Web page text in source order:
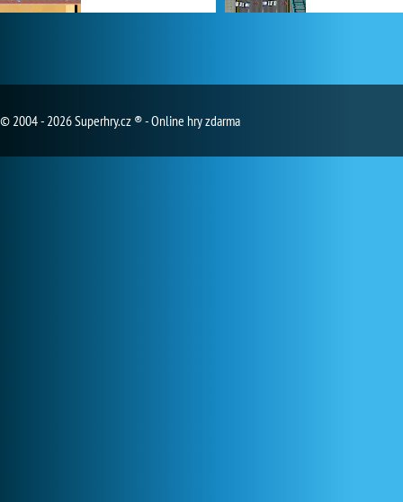
© 2004 - 2026 Superhry.cz ® - Online hry zdarma